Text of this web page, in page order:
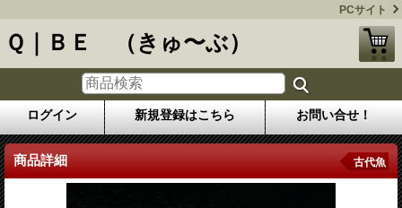
PCサイト
Ｑ｜ＢＥ （きゅ〜ぶ）
ログイン 新規登録はこちら お問い合せ！
商品詳細 古代魚